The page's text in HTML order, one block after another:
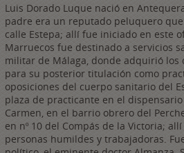
Luis Dorado Luque nació en
padre era un reputado peluquero
calle Estepa; allí fue iniciado en este
Marruecos fue destinado a servicios
militar de Málaga, donde adquirió los
para su posterior titulación como
oposiciones del cuerpo sanitario del
plaza de practicante en el
Carmen, en el barrio obrero del
en nº 10 del Compás de la Victoria;
personas humildes y trabajadoras.